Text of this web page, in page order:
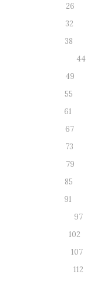
26
32
38
44
49
55
61
67
73
79
85
91
97
102
107
112